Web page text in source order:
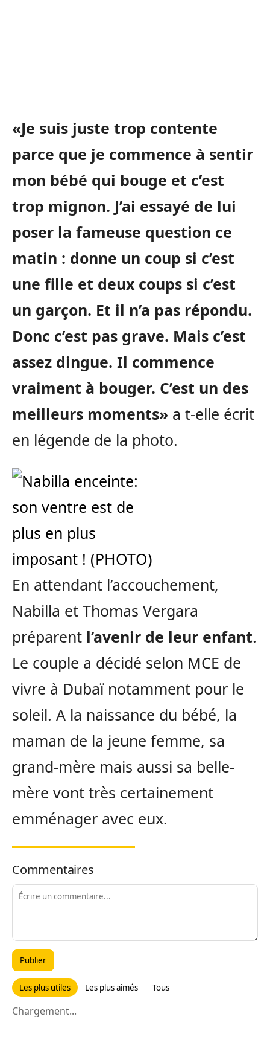
«Je suis juste trop contente
parce que je commence à sentir
mon bébé qui bouge et c’est
trop mignon. J’ai essayé de lui
poser la fameuse question ce
matin : donne un coup si c’est
une fille et deux coups si c’est
un garçon. Et il n’a pas répondu.
Donc c’est pas grave. Mais c’est
assez dingue. Il commence
vraiment à bouger. C’est un des
meilleurs moments» a t-elle écrit
en légende de la photo.
En attendant l’accouchement,
Nabilla et Thomas Vergara
préparent l’avenir de leur enfant.
Le couple a décidé selon MCE de
vivre à Dubaï notamment pour le
soleil. A la naissance du bébé, la
maman de la jeune femme, sa
grand-mère mais aussi sa belle-
mère vont très certainement
emménager avec eux.
Commentaires
Publier
Les plus utiles Les plus aimés Tous
Chargement...